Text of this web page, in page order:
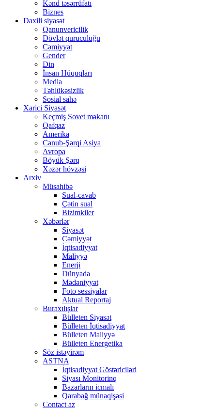
Kənd təsərrüfatı
Biznes
Daxili siyasət
Qanunvericilik
Dövlət quruculuğu
Cəmiyyət
Gender
Din
İnsan Hüquqları
Media
Təhlükəsizlik
Sosial sahə
Xarici Siyasət
Keçmiş Sovet məkanı
Qafqaz
Amerika
Cənub-Şərqi Asiya
Avropa
Böyük Şərq
Xəzər hövzəsi
Arxiv
Müsahibə
Sual-cavab
Çətin sual
Bizimkiler
Xəbərlər
Siyasət
Cəmiyyət
İqtisadiyyat
Maliyyə
Enerji
Dünyada
Mədəniyyət
Foto sessiyalar
Aktual Reportaj
Buraxılışlar
Bülleten Siyasət
Bülleten İqtisadiyyat
Bülleten Maliyyə
Bülleten Energetika
Söz istəyirəm
ASTNA
İqtisadiyyat Göstəriciləri
Siyası Monitorinq
Bazarların icmalı
Qarabağ münaqişəsi
Contact az